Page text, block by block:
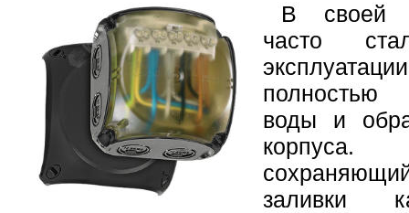
В своей
часто
полностью
воды и
корпуса.
заливки